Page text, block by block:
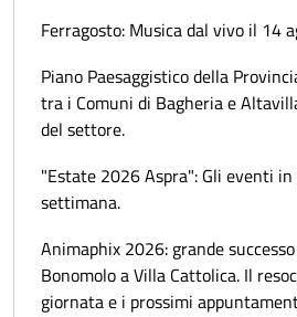
Ferragosto: Musica dal vivo il 14
Piano Paesaggistico della
tra i Comuni di Bagheria e
del settore.
"Estate 2026 Aspra": Gli eventi
settimana.
Animaphix 2026: grande
Bonomolo a Villa Cattolica. Il
giornata e i prossimi